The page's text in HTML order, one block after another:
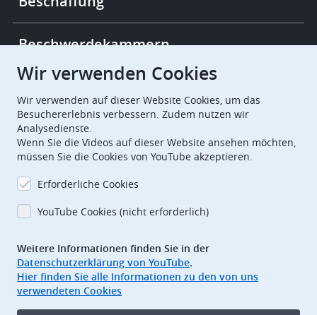
Beschwerdekammern
EuropeanPatentOffice
EPO Procurement
TheEPO
Footer
Impressum
Wir verwenden Cookies
Wir verwenden auf dieser Website Cookies, um das
Besuchererlebnis verbessern. Zudem nutzen wir
Analysedienste.
Wenn Sie die Videos auf dieser Website ansehen möchten,
müssen Sie die Cookies von YouTube akzeptieren.
Erforderliche Cookies
YouTube Cookies (nicht erforderlich)
Weitere Informationen finden Sie in der
Datenschutzerklärung von YouTube.
Hier finden Sie alle Informationen zu den von uns
verwendeten Cookies